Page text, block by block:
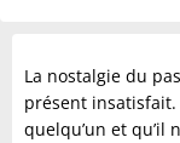
La nostalgie du
présent insatisfait.
quelqu’un et qu’il